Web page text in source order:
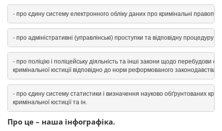
- про єдину систему електронного обліку даних про кримінальні
- про адміністративні (управлінські) проступки та відповідну процедуру;
- про поліцію і поліцейську діяльність та інші закони щодо перебудови
кримінальної юстиції відповідно до норм реформованого законодавства;
- про єдину систему статистики і визначення науково обґрунтованих
кримінальної юстиції та ін.
Про це – наша інфографіка.